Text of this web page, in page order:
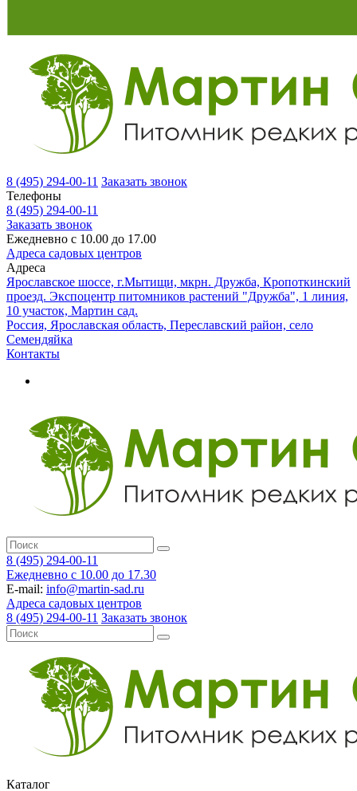
8 (495) 294-00-11 Заказать звонок
Телефоны
8 (495) 294-00-11
Заказать звонок
Ежедневно с 10.00 до 17.00
Адреса садовых центров
Адреса
Ярославское шоссе, г.Мытищи, мкрн. Дружба, Кропоткинский
проезд. Экспоцентр питомников растений "Дружба", 1 линия,
10 участок, Мартин сад.
Россия, Ярославская область, Переславский район, село
Семендяйка
Контакты
8 (495) 294-00-11
Ежедневно с 10.00 до 17.30
E-mail: info@martin-sad.ru
Адреса садовых центров
8 (495) 294-00-11 Заказать звонок
Каталог